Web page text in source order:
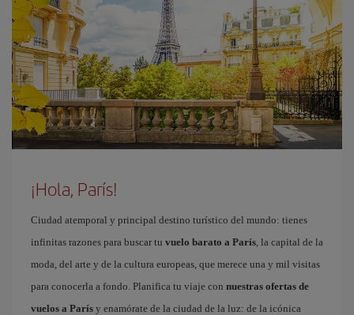
¡Hola, París!
Ciudad atemporal y principal destino turístico del mundo: tienes
infinitas razones para buscar tu vuelo barato a París, la capital de la
moda, del arte y de la cultura europeas, que merece una y mil visitas
para conocerla a fondo. Planifica tu viaje con nuestras ofertas de
vuelos a París y enamórate de la ciudad de la luz: de la icónica